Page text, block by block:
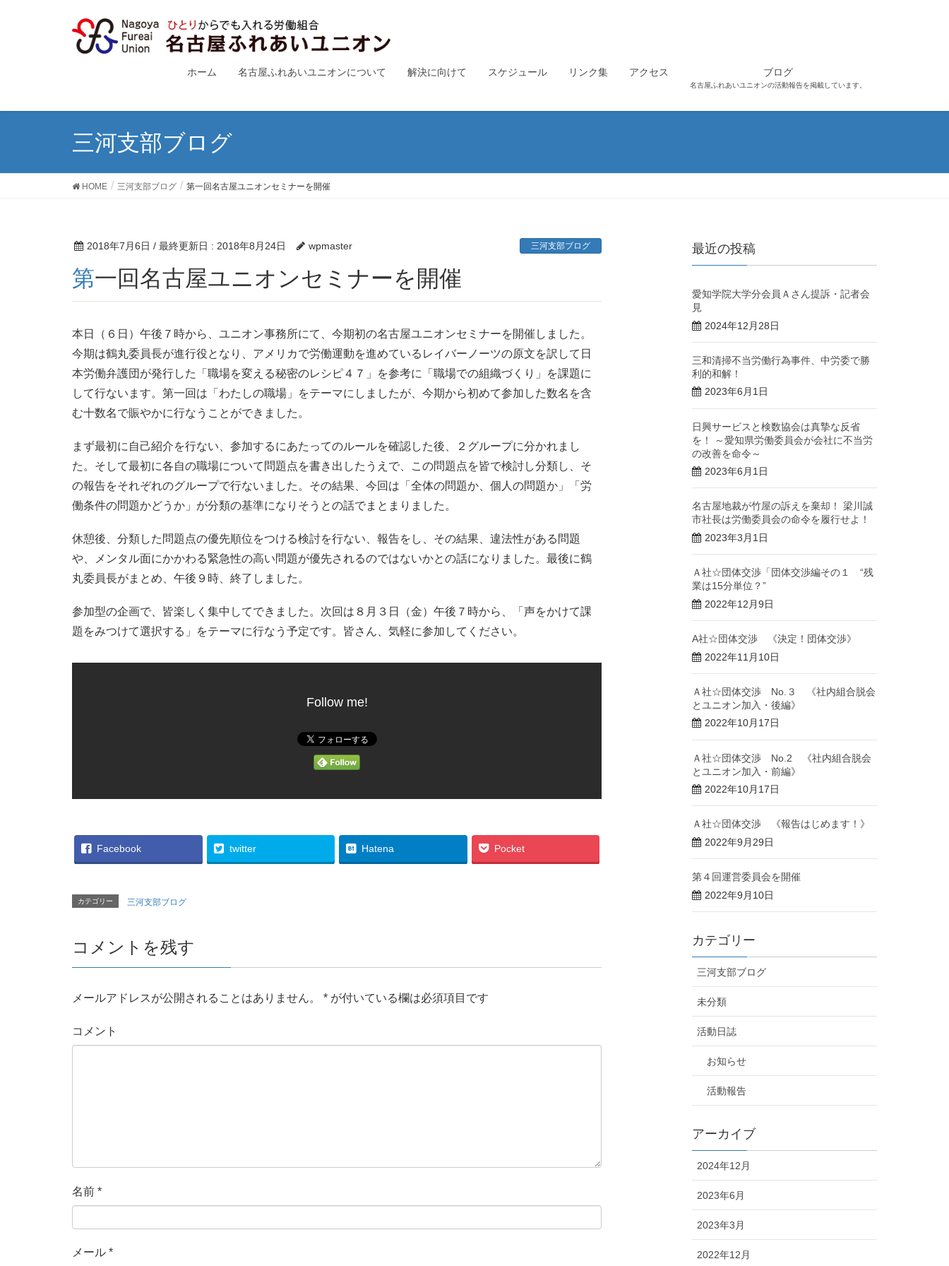
ホーム 名古屋ふれあいユニオンについて 解決に向けて スケジュール リンク集 アクセス ブログ
名古屋ふれあいユニオンの活動報告を掲載しています。
三河支部ブログ
HOME 三河支部ブログ 第一回名古屋ユニオンセミナーを開催
2018年7月6日 / 最終更新日 : 2018年8月24日 wpmaster 三河支部ブログ
第一回名古屋ユニオンセミナーを開催
本日（６日）午後７時から、ユニオン事務所にて、今期初の名古屋ユニオンセミナーを開催しました。
今期は鶴丸委員長が進行役となり、アメリカで労働運動を進めているレイバーノーツの原文を訳して日
本労働弁護団が発行した「職場を変える秘密のレシピ４７」を参考に「職場での組織づくり」を課題に
して行ないます。第一回は「わたしの職場」をテーマにしましたが、今期から初めて参加した数名を含
む十数名で賑やかに行なうことができました。
まず最初に自己紹介を行ない、参加するにあたってのルールを確認した後、２グループに分かれまし
た。そして最初に各自の職場について問題点を書き出したうえで、この問題点を皆で検討し分類し、そ
の報告をそれぞれのグループで行ないました。その結果、今回は「全体の問題か、個人の問題か」「労
働条件の問題かどうか」が分類の基準になりそうとの話でまとまりました。
休憩後、分類した問題点の優先順位をつける検討を行ない、報告をし、その結果、違法性がある問題
や、メンタル面にかかわる緊急性の高い問題が優先されるのではないかとの話になりました。最後に鶴
丸委員長がまとめ、午後９時、終了しました。
参加型の企画で、皆楽しく集中してできました。次回は８月３日（金）午後７時から、「声をかけて課
題をみつけて選択する」をテーマに行なう予定です。皆さん、気軽に参加してください。
Follow me!
Facebook twitter Hatena Pocket
カテゴリー 三河支部ブログ
コメントを残す
メールアドレスが公開されることはありません。 * が付いている欄は必須項目です
コメント
名前 *
メール *
最近の投稿
愛知学院大学分会員Ａさん提訴・記者会
見
2024年12月28日
三和清掃不当労働行為事件、中労委で勝
利的和解！
2023年6月1日
日興サービスと検数協会は真摯な反省
を！ ～愛知県労働委員会が会社に不当労
の改善を命令～
2023年6月1日
名古屋地裁が竹屋の訴えを棄却！ 梁川誠
市社長は労働委員会の命令を履行せよ！
2023年3月1日
Ａ社☆団体交渉「団体交渉編その１ “残
業は15分単位？”
2022年12月9日
A社☆団体交渉 《決定！団体交渉》
2022年11月10日
Ａ社☆団体交渉 No.３ 《社内組合脱会
とユニオン加入・後編》
2022年10月17日
Ａ社☆団体交渉 No.2 《社内組合脱会
とユニオン加入・前編》
2022年10月17日
Ａ社☆団体交渉 《報告はじめます！》
2022年9月29日
第４回運営委員会を開催
2022年9月10日
カテゴリー
三河支部ブログ
未分類
活動日誌
お知らせ
活動報告
アーカイブ
2024年12月
2023年6月
2023年3月
2022年12月